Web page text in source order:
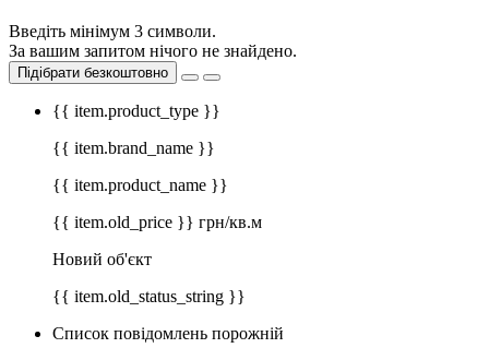
Введіть мінімум 3 символи.
За вашим запитом нічого не знайдено.
Підібрати безкоштовно
{{ item.product_type }}
{{ item.brand_name }}
{{ item.product_name }}
{{ item.old_price }} грн/кв.м
Новий об'єкт
{{ item.old_status_string }}
Список повідомлень порожній